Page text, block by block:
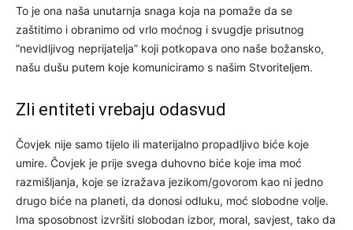
To je ona naša unutarnja snaga koja na pomaže da se
zaštitimo i obranimo od vrlo moćnog i svugdje prisutnog
”nevidljivog neprijatelja” koji potkopava ono naše božansko,
našu dušu putem koje komuniciramo s našim Stvoriteljem.
Zli entiteti vrebaju odasvud
Čovjek nije samo tijelo ili materijalno propadljivo biće koje
umire. Čovjek je prije svega duhovno biće koje ima moć
razmišljanja, koje se izražava jezikom/govorom kao ni jedno
drugo biće na planeti, da donosi odluku, moć slobodne volje.
Ima sposobnost izvršiti slobodan izbor, moral, savjest, tako da